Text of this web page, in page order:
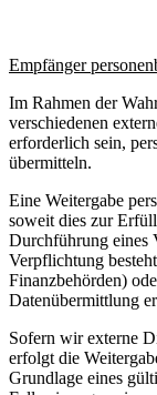
Empfänger
Im Rahmen der
verschiedenen
erforderlich sein,
übermitteln.
Eine Weitergabe
soweit dies zur
Durchführung eines
Verpflichtung
Finanzbehörden)
Datenübermittlung
Sofern wir externe
erfolgt die
Grundlage eines